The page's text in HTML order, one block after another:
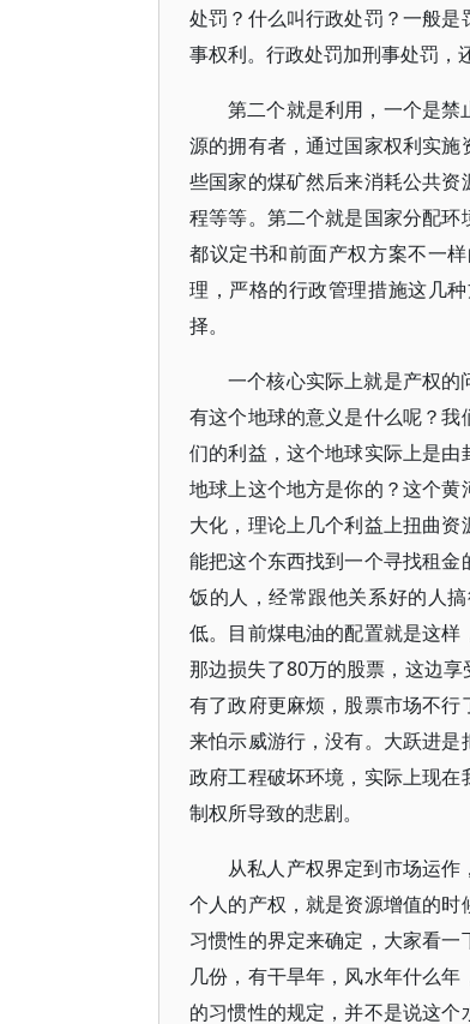
处罚？什么叫行政处罚？一般
事权利。行政处罚加刑事处罚，
第二个就是利用，一个是
源的拥有者，通过国家权利实
些国家的煤矿然后来消耗公共
程等等。第二个就是国家分配
都议定书和前面产权方案不一
理，严格的行政管理措施这几
择。
一个核心实际上就是产权
有这个地球的意义是什么呢？
们的利益，这个地球实际上是
地球上这个地方是你的？这个
大化，理论上几个利益上扭曲
能把这个东西找到一个寻找租
饭的人，经常跟他关系好的人
低。目前煤电油的配置就是这
那边损失了80万的股票，这边
有了政府更麻烦，股票市场不
来怕示威游行，没有。大跃进
政府工程破坏环境，实际上现
制权所导致的悲剧。
从私人产权界定到市场运
个人的产权，就是资源增值的
习惯性的界定来确定，大家看
几份，有干旱年，风水年什么
的习惯性的规定，并不是说这